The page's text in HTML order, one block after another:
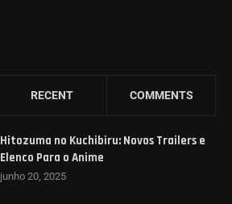
RECENT COMMENTS
Hitozuma no Kuchibiru: Novos Trailers e
Elenco Para o Anime
junho 20, 2025